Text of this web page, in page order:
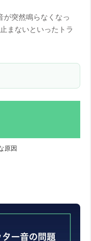
が突然鳴らなくなっ
まないといったトラ
原因